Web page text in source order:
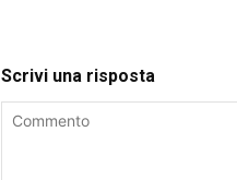
Scrivi una risposta